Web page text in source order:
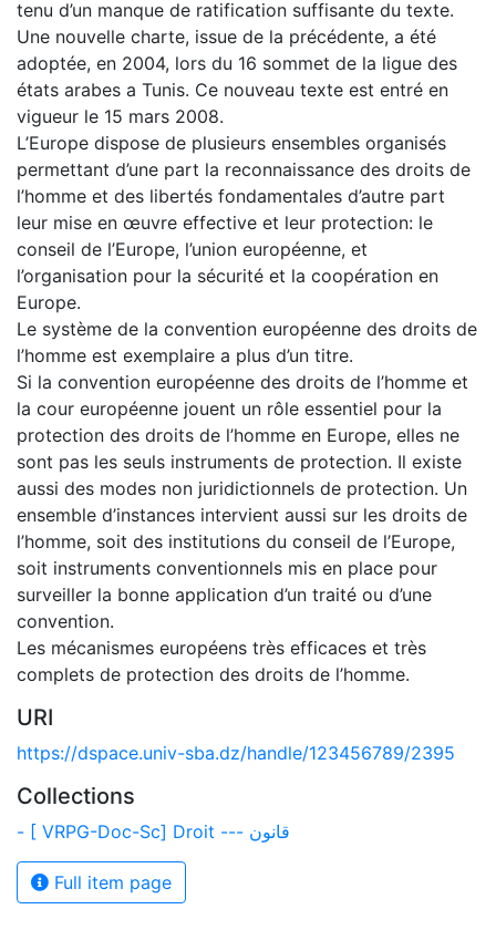
tenu d’un manque de ratification suffisante du texte.
Une nouvelle charte, issue de la précédente, a été
adoptée, en 2004, lors du 16 sommet de la ligue des
états arabes a Tunis. Ce nouveau texte est entré en
vigueur le 15 mars 2008.
L’Europe dispose de plusieurs ensembles organisés
permettant d’une part la reconnaissance des droits de
l’homme et des libertés fondamentales d’autre part
leur mise en œuvre effective et leur protection: le
conseil de l’Europe, l’union européenne, et
l’organisation pour la sécurité et la coopération en
Europe.
Le système de la convention européenne des droits de
l’homme est exemplaire a plus d’un titre.
Si la convention européenne des droits de l’homme et
la cour européenne jouent un rôle essentiel pour la
protection des droits de l’homme en Europe, elles ne
sont pas les seuls instruments de protection. Il existe
aussi des modes non juridictionnels de protection. Un
ensemble d’instances intervient aussi sur les droits de
l’homme, soit des institutions du conseil de l’Europe,
soit instruments conventionnels mis en place pour
surveiller la bonne application d’un traité ou d’une
convention.
Les mécanismes européens très efficaces et très
complets de protection des droits de l’homme.
URI
https://dspace.univ-sba.dz/handle/123456789/2395
Collections
- [ VRPG-Doc-Sc] Droit --- قانون
Full item page